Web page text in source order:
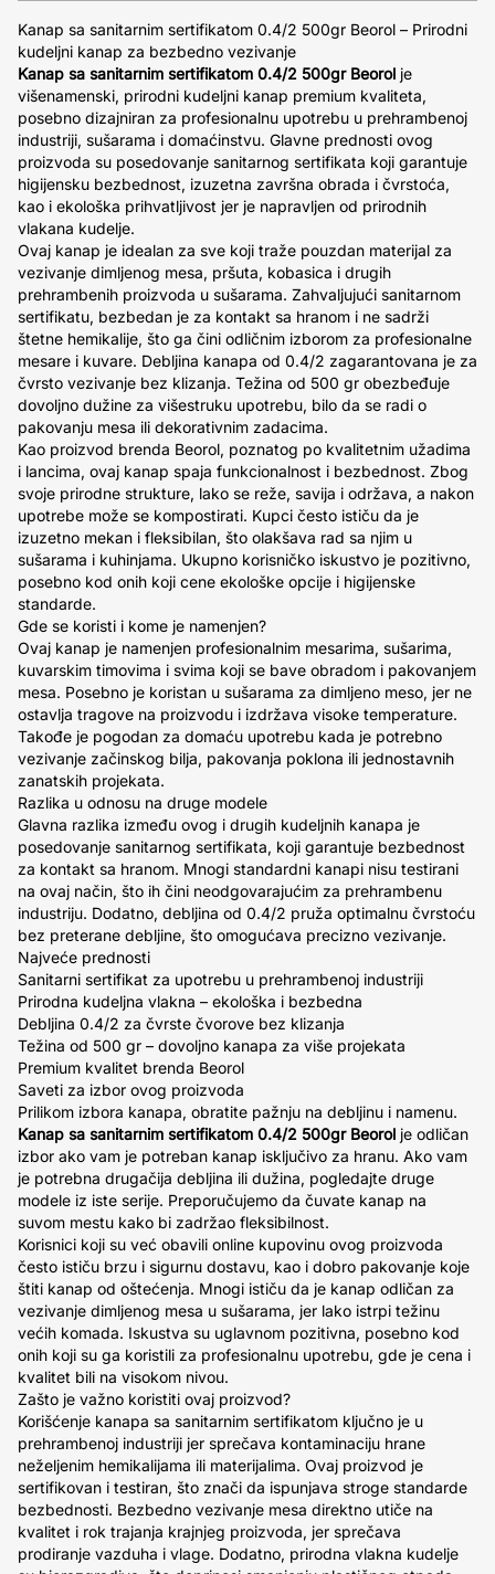
Kanap sa sanitarnim sertifikatom 0.4/2 500gr Beorol – Prirodni
kudeljni kanap za bezbedno vezivanje
Kanap sa sanitarnim sertifikatom 0.4/2 500gr Beorol je
višenamenski, prirodni kudeljni kanap premium kvaliteta,
posebno dizajniran za profesionalnu upotrebu u prehrambenoj
industriji, sušarama i domaćinstvu. Glavne prednosti ovog
proizvoda su posedovanje sanitarnog sertifikata koji garantuje
higijensku bezbednost, izuzetna završna obrada i čvrstoća,
kao i ekološka prihvatljivost jer je napravljen od prirodnih
vlakana kudelje.
Ovaj kanap je idealan za sve koji traže pouzdan materijal za
vezivanje dimljenog mesa, pršuta, kobasica i drugih
prehrambenih proizvoda u sušarama. Zahvaljujući sanitarnom
sertifikatu, bezbedan je za kontakt sa hranom i ne sadrži
štetne hemikalije, što ga čini odličnim izborom za profesionalne
mesare i kuvare. Debljina kanapa od 0.4/2 zagarantovana je za
čvrsto vezivanje bez klizanja. Težina od 500 gr obezbeđuje
dovoljno dužine za višestruku upotrebu, bilo da se radi o
pakovanju mesa ili dekorativnim zadacima.
Kao proizvod brenda Beorol, poznatog po kvalitetnim užadima
i lancima, ovaj kanap spaja funkcionalnost i bezbednost. Zbog
svoje prirodne strukture, lako se reže, savija i održava, a nakon
upotrebe može se kompostirati. Kupci često ističu da je
izuzetno mekan i fleksibilan, što olakšava rad sa njim u
sušarama i kuhinjama. Ukupno korisničko iskustvo je pozitivno,
posebno kod onih koji cene ekološke opcije i higijenske
standarde.
Gde se koristi i kome je namenjen?
Ovaj kanap je namenjen profesionalnim mesarima, sušarima,
kuvarskim timovima i svima koji se bave obradom i pakovanjem
mesa. Posebno je koristan u sušarama za dimljeno meso, jer ne
ostavlja tragove na proizvodu i izdržava visoke temperature.
Takođe je pogodan za domaću upotrebu kada je potrebno
vezivanje začinskog bilja, pakovanja poklona ili jednostavnih
zanatskih projekata.
Razlika u odnosu na druge modele
Glavna razlika između ovog i drugih kudeljnih kanapa je
posedovanje sanitarnog sertifikata, koji garantuje bezbednost
za kontakt sa hranom. Mnogi standardni kanapi nisu testirani
na ovaj način, što ih čini neodgovarajućim za prehrambenu
industriju. Dodatno, debljina od 0.4/2 pruža optimalnu čvrstoću
bez preterane debljine, što omogućava precizno vezivanje.
Najveće prednosti
Sanitarni sertifikat za upotrebu u prehrambenoj industriji
Prirodna kudeljna vlakna – ekološka i bezbedna
Debljina 0.4/2 za čvrste čvorove bez klizanja
Težina od 500 gr – dovoljno kanapa za više projekata
Premium kvalitet brenda Beorol
Saveti za izbor ovog proizvoda
Prilikom izbora kanapa, obratite pažnju na debljinu i namenu.
Kanap sa sanitarnim sertifikatom 0.4/2 500gr Beorol je odličan
izbor ako vam je potreban kanap isključivo za hranu. Ako vam
je potrebna drugačija debljina ili dužina, pogledajte druge
modele iz iste serije. Preporučujemo da čuvate kanap na
suvom mestu kako bi zadržao fleksibilnost.
Korisnici koji su već obavili online kupovinu ovog proizvoda
često ističu brzu i sigurnu dostavu, kao i dobro pakovanje koje
štiti kanap od oštećenja. Mnogi ističu da je kanap odličan za
vezivanje dimljenog mesa u sušarama, jer lako istrpi težinu
većih komada. Iskustva su uglavnom pozitivna, posebno kod
onih koji su ga koristili za profesionalnu upotrebu, gde je cena i
kvalitet bili na visokom nivou.
Zašto je važno koristiti ovaj proizvod?
Korišćenje kanapa sa sanitarnim sertifikatom ključno je u
prehrambenoj industriji jer sprečava kontaminaciju hrane
neželjenim hemikalijama ili materijalima. Ovaj proizvod je
sertifikovan i testiran, što znači da ispunjava stroge standarde
bezbednosti. Bezbedno vezivanje mesa direktno utiče na
kvalitet i rok trajanja krajnjeg proizvoda, jer sprečava
prodiranje vazduha i vlage. Dodatno, prirodna vlakna kudelje